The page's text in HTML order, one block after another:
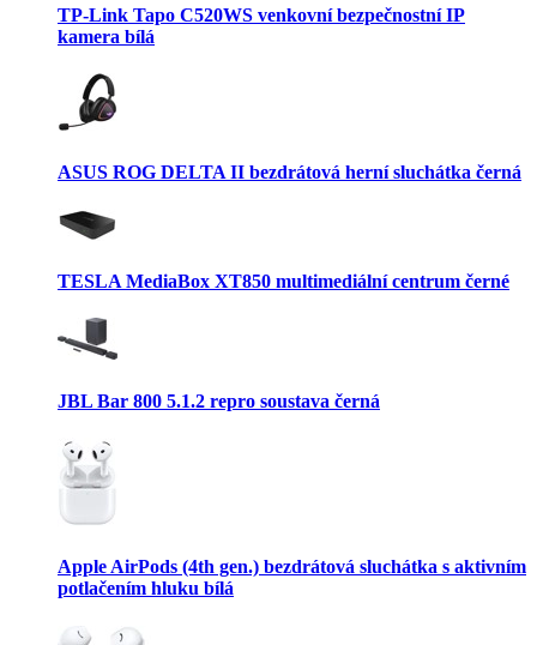
TP-Link Tapo C520WS venkovní bezpečnostní IP
kamera bílá
ASUS ROG DELTA II bezdrátová herní sluchátka černá
TESLA MediaBox XT850 multimediální centrum černé
JBL Bar 800 5.1.2 repro soustava černá
Apple AirPods (4th gen.) bezdrátová sluchátka s aktivním
potlačením hluku bílá